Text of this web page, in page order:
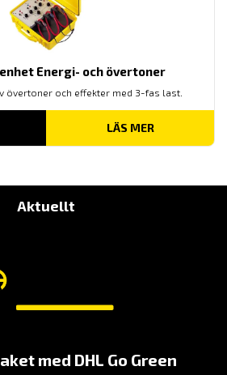
Energi- och övertoner
övertoner och effekter med 3-fas last.
LÄS MER
Aktuellt
med DHL Go Green